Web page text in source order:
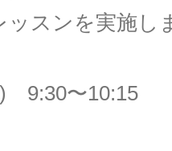
ッスンを実施し
) 9:30〜10:15